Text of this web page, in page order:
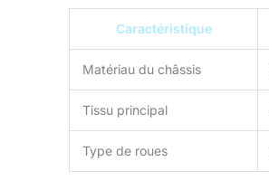
pour
son
cette
Caractéristique
Matériau du châssis
Tissu principal
Type de roues